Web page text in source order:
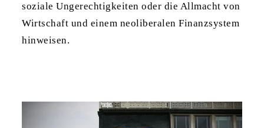
soziale Ungerechtigkeiten oder die Allmacht von
Wirtschaft und einem neoliberalen Finanzsystem
hinweisen.